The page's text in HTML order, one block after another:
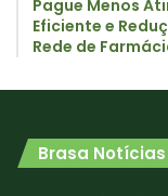
Pague Menos
Eficiente e
Rede de
Brasa Notícias